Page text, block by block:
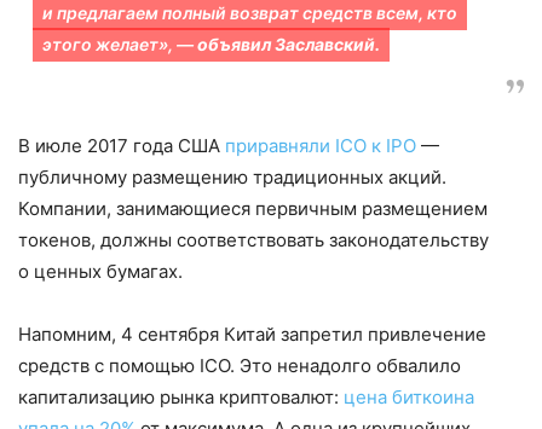
и предлагаем полный возврат средств всем, кто
этого желает», —объявил Заславский.
В июле 2017 года США приравняли ICO к IPO —
публичному размещению традиционных акций.
Компании, занимающиеся первичным размещением
токенов, должны соответствовать законодательству
о ценных бумагах.
Напомним, 4 сентября Китай запретил привлечение
средств с помощью ICO. Это ненадолго обвалило
капитализацию рынка криптовалют: цена биткоина